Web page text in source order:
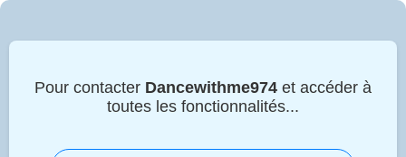
Pour contacter Dancewithme974 et accéder à
toutes les fonctionnalités...